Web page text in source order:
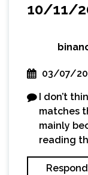
10/11/
03/07/
I don’t
matches
mainly
reading